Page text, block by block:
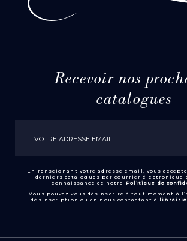
Recevoir nos
catalogues
En renseignant votre adresse email, vous
derniers catalogues par courrier électronique
connaissance de notre
Politique de
Vous pouvez vous désinscrire à tout moment à
désinscription ou en nous contactant à